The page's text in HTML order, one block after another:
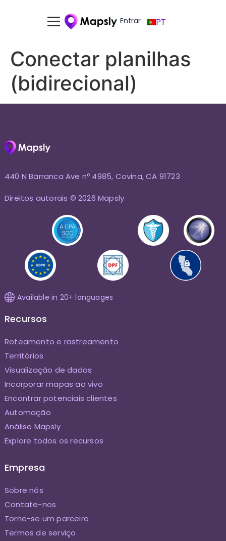
Entrar PT
Conectar planilhas
(bidirecional)
440 N Barranca Ave nº 4985, Covina, CA 91723
Direitos autorais © 2026 Mapsly
Available in 20+ languages
Recursos
Roteamento e rastreamento
Territórios
Visualização de dados
Incorporar mapas ao vivo
Encontrar potenciais clientes
Automação
Análise Mapsly
Explore todos os recursos
Empresa
Sobre nós
Contate-nos
Torne-se um parceiro
Termos de serviço